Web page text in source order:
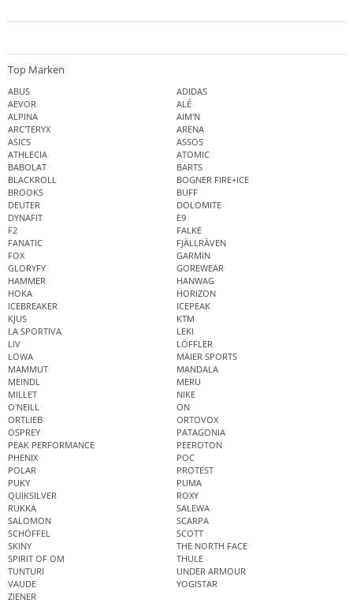
Top Marken
ABUS
ADIDAS
AEVOR
ALÉ
ALPINA
AIM'N
ARC'TERYX
ARENA
ASICS
ASSOS
ATHLECIA
ATOMIC
BABOLAT
BARTS
BLACKROLL
BOGNER FIRE+ICE
BROOKS
BUFF
DEUTER
DOLOMITE
DYNAFIT
E9
F2
FALKE
FANATIC
FJÄLLRÄVEN
FOX
GARMIN
GLORYFY
GOREWEAR
HAMMER
HANWAG
HOKA
HORIZON
ICEBREAKER
ICEPEAK
KJUS
KTM
LA SPORTIVA
LEKI
LIV
LÖFFLER
LOWA
MAIER SPORTS
MAMMUT
MANDALA
MEINDL
MERU
MILLET
NIKE
O'NEILL
ON
ORTLIEB
ORTOVOX
OSPREY
PATAGONIA
PEAK PERFORMANCE
PEEROTON
PHENIX
POC
POLAR
PROTEST
PUKY
PUMA
QUIKSILVER
ROXY
RUKKA
SALEWA
SALOMON
SCARPA
SCHÖFFEL
SCOTT
SKINY
THE NORTH FACE
SPIRIT OF OM
THULE
TUNTURI
UNDER ARMOUR
VAUDE
YOGISTAR
ZIENER